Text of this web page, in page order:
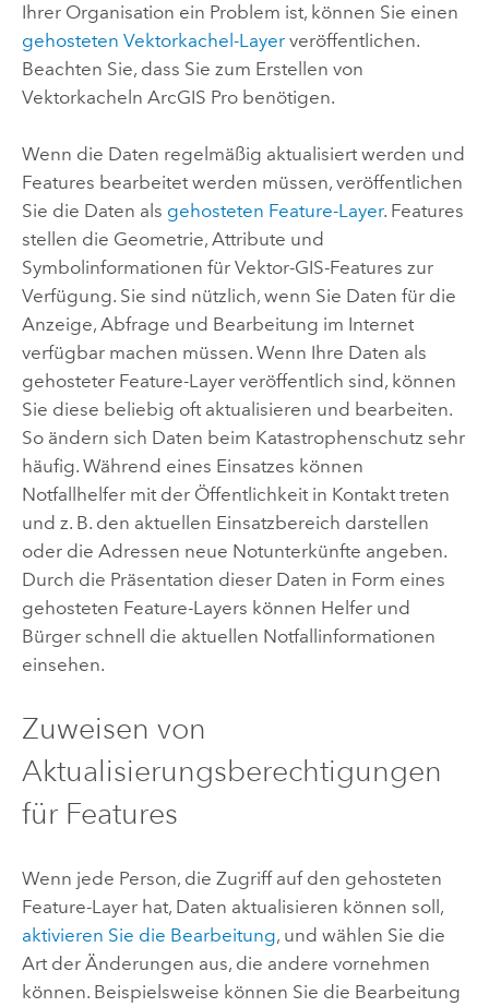
Ihrer Organisation ein Problem ist, können Sie einen
gehosteten Vektorkachel-Layerveröffentlichen.
Beachten Sie, dass Sie zum Erstellen von
Vektorkacheln ArcGIS Probenötigen.
Wenn die Daten regelmäßig aktualisiert werden und
Features bearbeitet werden müssen, veröffentlichen
Sie die Daten als gehosteten Feature-Layer. Features
stellen die Geometrie, Attribute und
Symbolinformationen für Vektor-GIS-Features zur
Verfügung. Sie sind nützlich, wenn Sie Daten für die
Anzeige, Abfrage und Bearbeitung im Internet
verfügbar machen müssen. Wenn Ihre Daten als
gehosteter Feature-Layer veröffentlich sind, können
Sie diese beliebig oft aktualisieren und bearbeiten.
So ändern sich Daten beim Katastrophenschutz sehr
häufig. Während eines Einsatzes können
Notfallhelfer mit der Öffentlichkeit in Kontakt treten
und z. B. den aktuellen Einsatzbereich darstellen
oder die Adressen neue Notunterkünfte angeben.
Durch die Präsentation dieser Daten in Form eines
gehosteten Feature-Layers können Helfer und
Bürger schnell die aktuellen Notfallinformationen
einsehen.
Zuweisen von
Aktualisierungsberechtigungen
für Features
Wenn jede Person, die Zugriff auf den gehosteten
Feature-Layer hat, Daten aktualisieren können soll,
aktivieren Sie die Bearbeitung, und wählen Sie die
Art der Änderungen aus, die andere vornehmen
können. Beispielsweise können Sie die Bearbeitung